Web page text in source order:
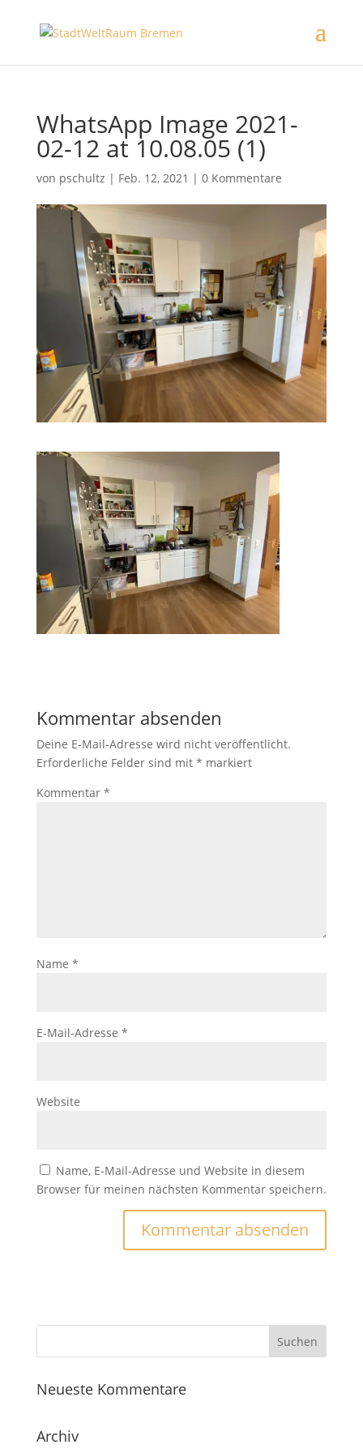
WhatsApp Image 2021-
02-12 at 10.08.05 (1)
von pschultz | Feb. 12, 2021 | 0 Kommentare
Kommentar absenden
Deine E-Mail-Adresse wird nicht veröffentlicht.
Erforderliche Felder sind mit * markiert
Kommentar *
Name *
E-Mail-Adresse *
Website
Name, E-Mail-Adresse und Website in diesem
Browser für meinen nächsten Kommentar speichern.
Neueste Kommentare
Archiv